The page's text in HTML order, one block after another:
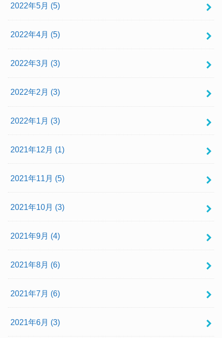
2022年5月 (5)
2022年4月 (5)
2022年3月 (3)
2022年2月 (3)
2022年1月 (3)
2021年12月 (1)
2021年11月 (5)
2021年10月 (3)
2021年9月 (4)
2021年8月 (6)
2021年7月 (6)
2021年6月 (3)